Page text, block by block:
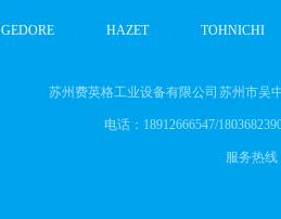
GEDORE HAZET TOHNICHI
苏州费英格工业设备有限公司 苏州市吴
电话：18912666547/
服务热线